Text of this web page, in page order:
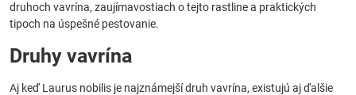
druhoch vavrína, zaujímavostiach o tejto rastline a praktických
tipoch na úspešné pestovanie.
Druhy vavrína
Aj keď Laurus nobilis je najznámejší druh vavrína, existujú aj ďalšie